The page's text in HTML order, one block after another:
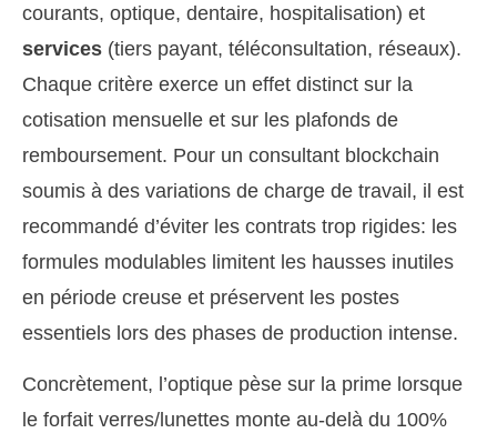
courants, optique, dentaire, hospitalisation) et
services (tiers payant, téléconsultation, réseaux).
Chaque critère exerce un effet distinct sur la
cotisation mensuelle et sur les plafonds de
remboursement. Pour un consultant blockchain
soumis à des variations de charge de travail, il est
recommandé d’éviter les contrats trop rigides: les
formules modulables limitent les hausses inutiles
en période creuse et préservent les postes
essentiels lors des phases de production intense.
Concrètement, l’optique pèse sur la prime lorsque
le forfait verres/lunettes monte au-delà du 100%